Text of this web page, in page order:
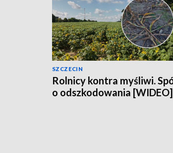
SZCZECIN
Rolnicy kontra myśliwi.
o odszkodowania [WIDEO]